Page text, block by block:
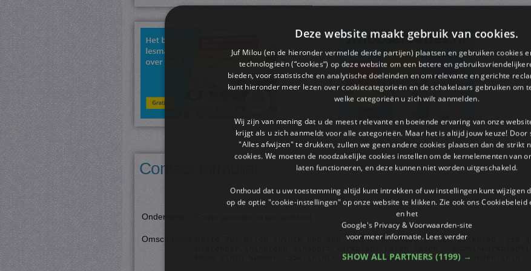
Contact formulier:
Onderwerp
Omschrijving
Deze website maakt gebruik van cookies.
Juf Milou (en de hieronder vermelde derde partijen) plaatsen en gebruiken cookies
technologieën (“cookies”) op deze website om een ​​betere en
bieden, voor statistische en analytische doeleinden en om relevante en gerichte
kunt hieronder meer lezen over cookiecategorieën en de schakelaars gebruiken om
welke categorieën u zich wilt aanmelden.
Wij zijn van mening dat u de meest relevante en boeiende ervaring van onze
krijgt als u zich aanmeldt voor alle categorieën. Maar het is altijd jouw keuze! Door
"Alles afwijzen" te drukken, zullen we geen andere cookies plaatsen dan de strikt
cookies. We moeten de noodzakelijke cookies instellen om de kernelementen van
laten functioneren, en deze kunnen niet worden uitgeschakeld.
Onthoud dat u uw toestemming altijd kunt intrekken of uw instellingen kunt wijzigen
op de optie "cookie-instellingen" op onze website te klikken. Zie ook ons ​​Cookiebeleid
en het
Google's Privacy & Voorwaarden-site
voor meer informatie. Lees verder
SHOW ALL PARTNERS (1199) →